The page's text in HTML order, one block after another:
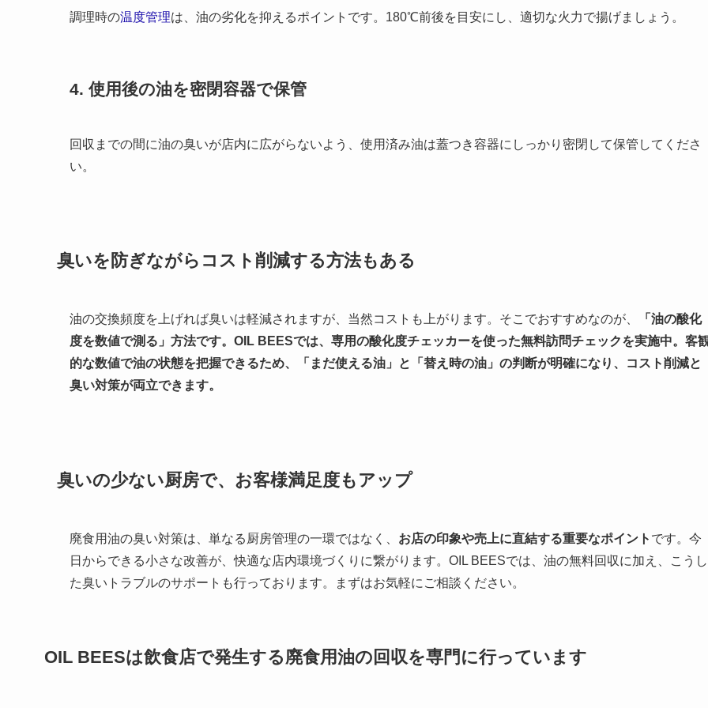
調理時の温度管理は、油の劣化を抑えるポイントです。180℃前後を目安にし、適切な火力で揚げましょう。
4. 使用後の油を密閉容器で保管
回収までの間に油の臭いが店内に広がらないよう、使用済み油は蓋つき容器にしっかり密閉して保管してくださ
い。
臭いを防ぎながらコスト削減する方法もある
油の交換頻度を上げれば臭いは軽減されますが、当然コストも上がります。そこでおすすめなのが、
「油の酸化
度を数値で測る」方法です。OIL BEESでは、専用の酸化度チェッカーを使った無料訪問チェックを実施中。客
的な数値で油の状態を把握できるため、「まだ使える油」と「替え時の油」の判断が明確になり、コスト削減と
臭い対策が両立できます。
臭いの少ない厨房で、お客様満足度もアップ
廃食用油の臭い対策は、単なる厨房管理の一環ではなく、 お店の印象や売上に直結する重要なポイント です。今
日からできる小さな改善が、快適な店内環境づくりに繋がります。OIL BEESでは、油の無料回収に加え、こうし
た臭いトラブルのサポートも行っております。まずはお気軽にご相談ください。
OIL BEESは飲食店で発生する廃食用油の回収を専門に行っています